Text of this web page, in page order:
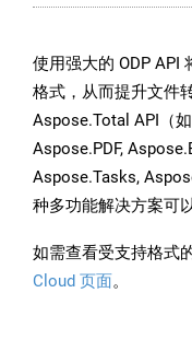
使用强大的 ODP API
格式，从而提升文件
Aspose.Total API（
Aspose.PDF,
Aspose.Tasks,
种多功能解决方案可
如需查看受支持格式
Cloud 页面。